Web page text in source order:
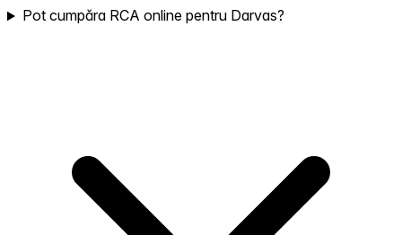
Pot cumpăra RCA online pentru Darvas?